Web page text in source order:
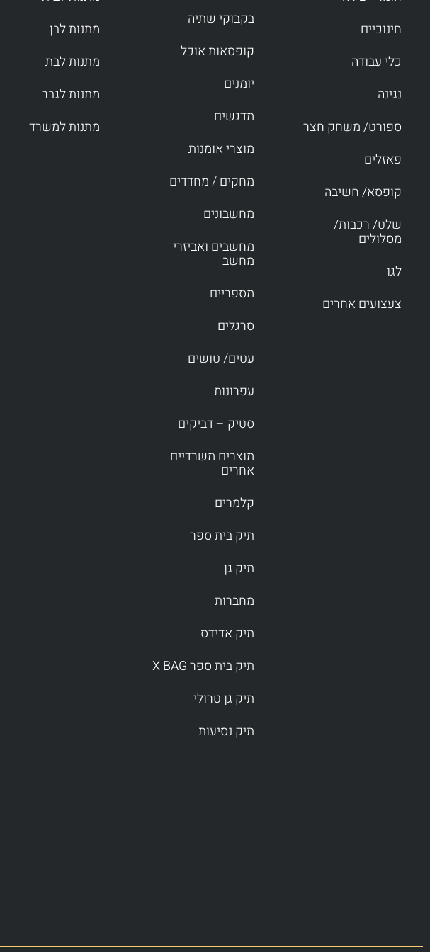
חינוכיים
כלי עבודה
נגינה
ספורט/ משחק חצר
פאזלים
קופסא/ חשיבה
שלט/ רכבות/
מסלולים
לגו
צעצועים אחרים
בקבוקי שתיה
קופסאות אוכל
יומנים
מדגשים
מוצרי אומנות
מחקים / מחדדים
מחשבונים
מחשבים ואביזרי
מחשב
מספריים
סרגלים
עטים/ טושים
עפרונות
סטיק – דביקים
מוצרים משרדיים
אחרים
קלמרים
תיק בית ספר
תיק גן
מחברות
תיק אדידס
תיק בית ספר X BAG
תיק גן טרולי
תיק נסיעות
מתנות לבן
מתנות לבת
מתנות לגבר
מתנות למשרד